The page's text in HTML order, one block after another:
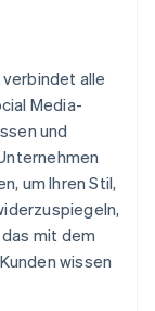
alle
Media-
und
um Ihren Stil,
mit dem
wissen